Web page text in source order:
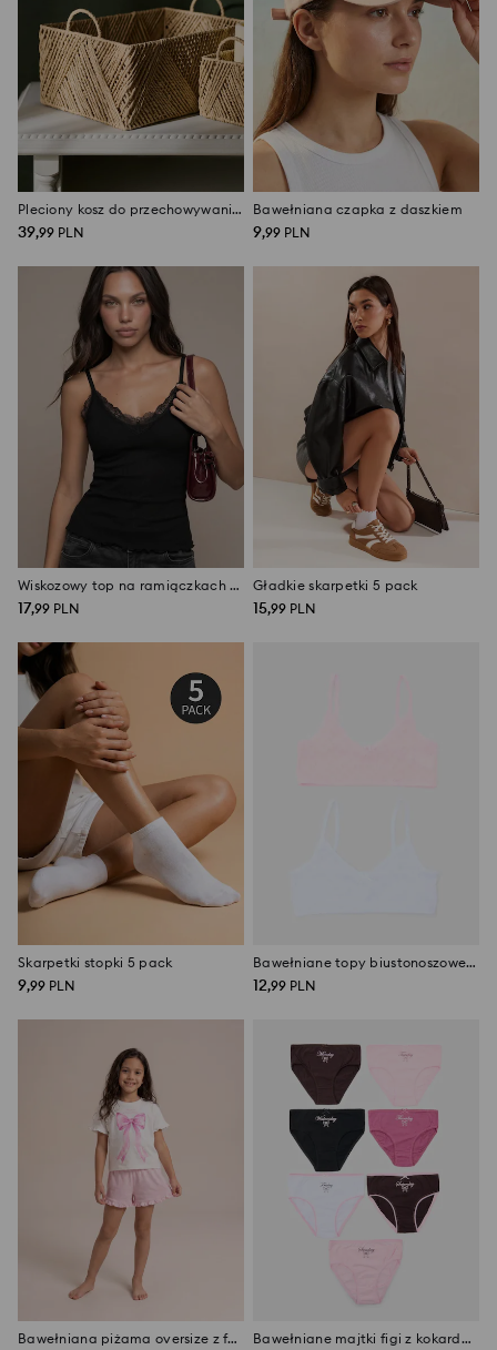
Pleciony kosz do przechowywania z uchwytami
39,99 PLN
Bawełniana czapka z daszkiem
9,99 PLN
Wiskozowy top na ramiączkach z koronkowym wykończeniem
17,99 PLN
Gładkie skarpetki 5 pack
15,99 PLN
Skarpetki stopki 5 pack
9,99 PLN
Bawełniane topy biustonoszowe z motywem serc 2 pack
12,99 PLN
Bawełniana piżama oversize z falbankami Bawełniane majtki figi z kokardami 7 pack